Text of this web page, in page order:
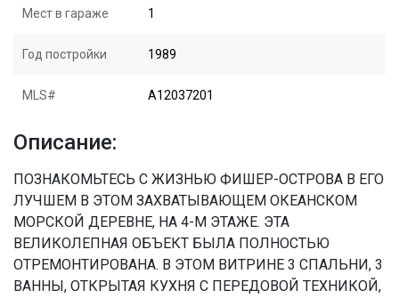
Мест в гараже 1
Год постройки 1989
MLS# A12037201
Описание:
ПОЗНАКОМЬТЕСЬ С ЖИЗНЬЮ ФИШЕР-ОСТРОВА В ЕГО
ЛУЧШЕМ В ЭТОМ ЗАХВАТЫВАЮЩЕМ ОКЕАНСКОМ
МОРСКОЙ ДЕРЕВНЕ, НА 4-М ЭТАЖЕ. ЭТА
ВЕЛИКОЛЕПНАЯ ОБЪЕКТ БЫЛА ПОЛНОСТЬЮ
ОТРЕМОНТИРОВАНА. В ЭТОМ ВИТРИНЕ 3 СПАЛЬНИ, 3
ВАННЫ, ОТКРЫТАЯ КУХНЯ С ПЕРЕДОВОЙ ТЕХНИКОЙ,